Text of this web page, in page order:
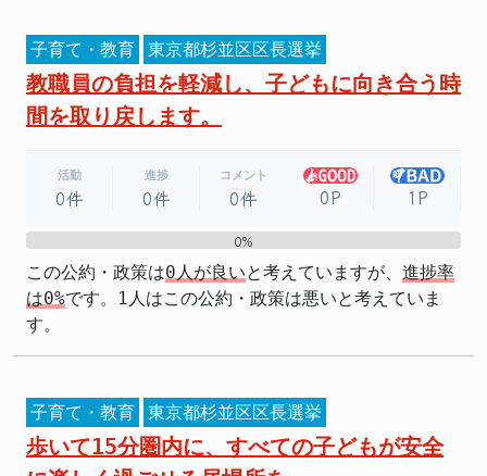
子育て・教育 東京都杉並区区長選挙
教職員の負担を軽減し、子どもに向き合う時
間を取り戻します。
活動
0件
進捗
0件
コメント
0件 0P 1P
0%
この公約・政策は0人が良いと考えていますが、 進捗率
は0%です。1人はこの公約・政策は悪いと考えていま
す。
子育て・教育 東京都杉並区区長選挙
歩いて15分圏内に、すべての子どもが安全